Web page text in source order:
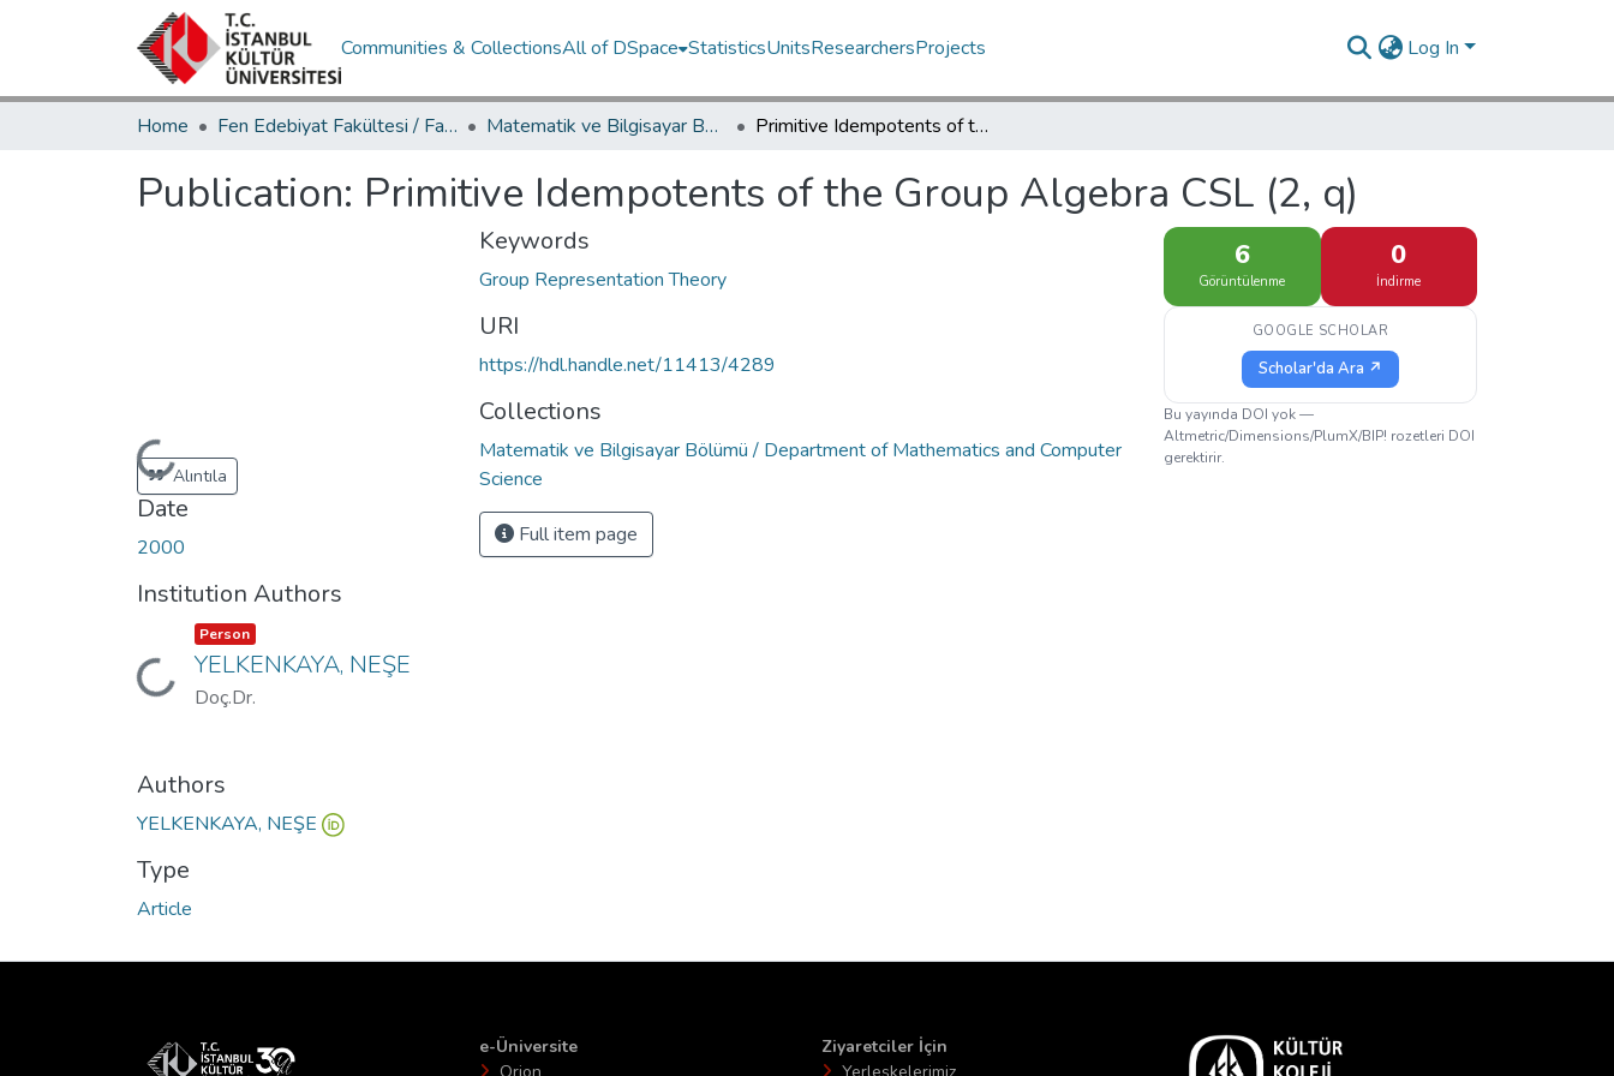
Communities & CollectionsAll of DSpace StatisticsUnitsResearchersProjects Log In
Home Fen Edebiyat Fakültesi / Faculty of Letters and Sciences Matematik ve Bilgisayar Bölümü / Department of Mathematics and Computer Science Primitive Idempotents of the Group Algebra CSL (2, q)
Publication: Primitive Idempotents of the Group Algebra CSL (2, q)
Loading...
Alıntıla
Date
2000
Institution Authors
Loading...
Item type:
Person ,
YELKENKAYA, NEŞE
Doç.Dr.
Authors
YELKENKAYA, NEŞE
Type
Article
Keywords
Group Representation Theory
URI
https://hdl.handle.net/11413/4289
Collections
Matematik ve Bilgisayar Bölümü / Department of Mathematics and Computer
Science
Full item page
6
Görüntülenme
0
İndirme
GOOGLE SCHOLAR
Scholar'da Ara ↗
Bu yayında DOI yok —
Altmetric/Dimensions/PlumX/BIP! rozetleri DOI
gerektirir.
e-Üniversite
Ziyaretciler İçin